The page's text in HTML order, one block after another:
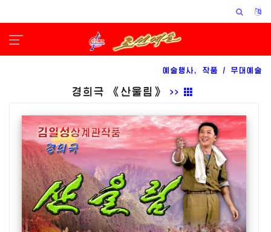
예술행사, 작품 / 무대예술
경희극 《산울림》 >>